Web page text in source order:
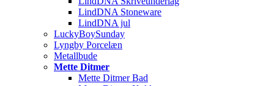
LindDNA Stoneware
LindDNA jul
LuckyBoySunday
Lyngby Porcelæn
Metallbude
Mette Ditmer
Mette Ditmer Bad